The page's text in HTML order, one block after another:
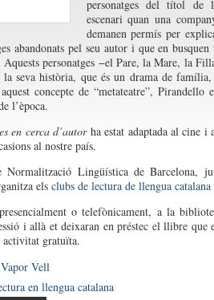
personatges del títol de
escenari quan una
demanen permís per
abandonats pel seu autor i que en
Aquests personatges −el Pare, la Mare, la
la seva història, que és un drama de
concepte de “metateatre”, Pirandello
l’època.
en cerca d’autorha estat adaptada al cine i
al nostre país.
Normalització Lingüística de Barcelona,
els clubs de lectura de llengua
o telefònicament, a la
i allà et deixaran en préstec el llibre que
activitat gratuïta.
Vell
en llengua catalana